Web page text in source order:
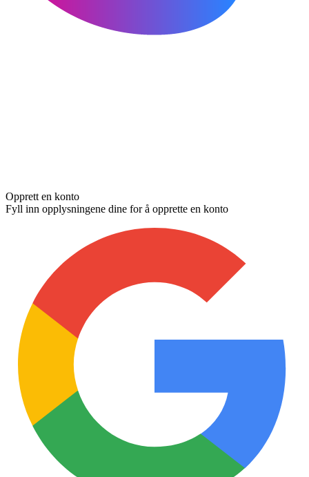
Opprett en konto
Fyll inn opplysningene dine for å opprette en konto